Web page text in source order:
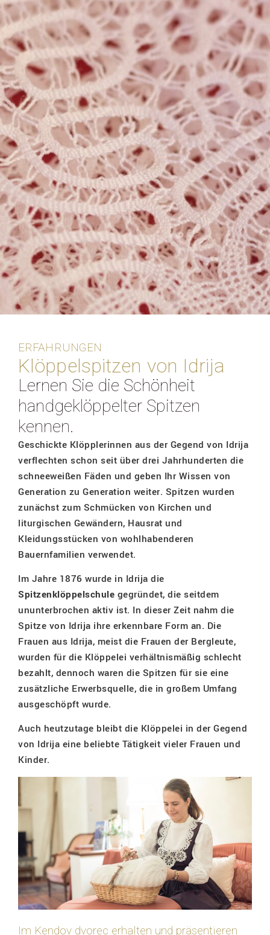
ERFAHRUNGEN
Klöppelspitzen von Idrija
Lernen Sie die Schönheit
handgeklöppelter Spitzen
kennen.
Geschickte Klöpplerinnen aus der Gegend von Idrija
verflechten schon seit über drei Jahrhunderten die
schneeweißen Fäden und geben Ihr Wissen von
Generation zu Generation weiter. Spitzen wurden
zunächst zum Schmücken von Kirchen und
liturgischen Gewändern, Hausrat und
Kleidungsstücken von wohlhabenderen
Bauernfamilien verwendet.
Im Jahre 1876 wurde in Idrija die
Spitzenklöppelschule gegründet, die seitdem
ununterbrochen aktiv ist. In dieser Zeit nahm die
Spitze von Idrija ihre erkennbare Form an. Die
Frauen aus Idrija, meist die Frauen der Bergleute,
wurden für die Klöppelei verhältnismäßig schlecht
bezahlt, dennoch waren die Spitzen für sie eine
zusätzliche Erwerbsquelle, die in großem Umfang
ausgeschöpft wurde.
Auch heutzutage bleibt die Klöppelei in der Gegend
von Idrija eine beliebte Tätigkeit vieler Frauen und
Kinder.
Im Kendov dvorec erhalten und präsentieren